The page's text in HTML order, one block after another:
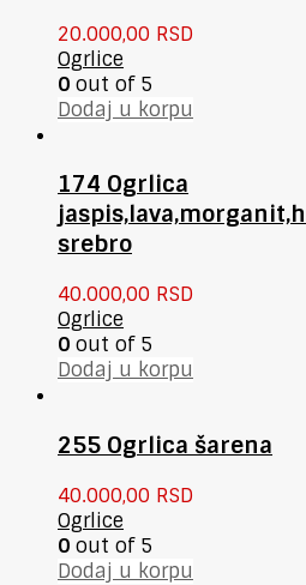
20.000,00 RSD
Ogrlice
0 out of 5
Dodaj u korpu
174 Ogrlica
srebro
40.000,00 RSD
Ogrlice
0 out of 5
Dodaj u korpu
255 Ogrlica šarena
40.000,00 RSD
Ogrlice
0 out of 5
Dodaj u korpu